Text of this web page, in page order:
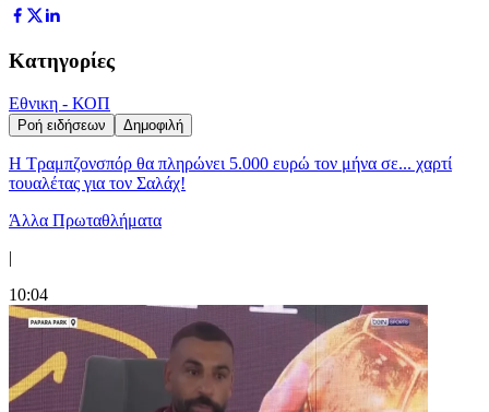
Κατηγορίες
Εθνικη - ΚΟΠ
Ροή ειδήσεων Δημοφιλή
Η Τραμπζονσπόρ θα πληρώνει 5.000 ευρώ τον μήνα σε... χαρτί
τουαλέτας για τον Σαλάχ!
Άλλα Πρωταθλήματα
|
10:04